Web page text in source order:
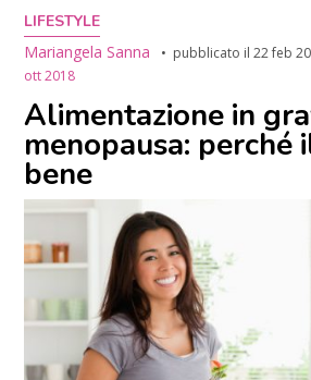
LIFESTYLE
Mariangela Sanna
pubblicato il22 feb
ott 2018
Alimentazione in
menopausa:
bene